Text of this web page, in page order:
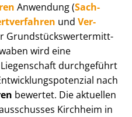
Anwendung (Sach­
und Ver­
Grund­stücks­wert­ermitt­
wird eine
durchgeführt
nach
bewertet. Die aktuellen
Kirchheim in